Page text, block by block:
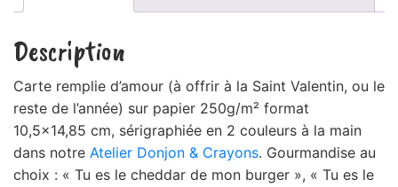
Description
Carte remplie d’amour (à offrir à la Saint Valentin, ou le
reste de l’année) sur papier 250g/m² format
10,5×14,85 cm, sérigraphiée en 2 couleurs à la main
dans notre Atelier Donjon & Crayons. Gourmandise au
choix : « Tu es le cheddar de mon burger », « Tu es le